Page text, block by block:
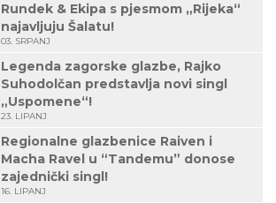
Rundek & Ekipa s pjesmom „Rijeka“
najavljuju Šalatu!
03. SRPANJ
Legenda zagorske glazbe, Rajko
Suhodolčan predstavlja novi singl
„Uspomene“!
23. LIPANJ
Regionalne glazbenice Raiven i
Macha Ravel u “Tandemu” donose
zajednički singl!
16. LIPANJ